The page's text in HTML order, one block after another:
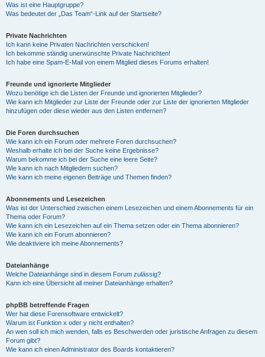
Was ist eine Hauptgruppe?
Was bedeutet der „Das Team“-Link auf der Startseite?
Private Nachrichten
Ich kann keine Privaten Nachrichten verschicken!
Ich bekomme ständig unerwünschte Private Nachrichten!
Ich habe eine Spam-E-Mail von einem Mitglied dieses Forums erhalten!
Freunde und ignorierte Mitglieder
Wozu benötige ich die Listen der Freunde und ignorierten Mitglieder?
Wie kann ich Mitglieder zur Liste der Freunde oder zur Liste der ignorierten Mitglieder
hinzufügen oder diese wieder aus den Listen entfernen?
Die Foren durchsuchen
Wie kann ich ein Forum oder mehrere Foren durchsuchen?
Weshalb erhalte ich bei der Suche keine Ergebnisse?
Warum bekomme ich bei der Suche eine leere Seite?
Wie kann ich nach Mitgliedern suchen?
Wie kann ich meine eigenen Beiträge und Themen finden?
Abonnements und Lesezeichen
Was ist der Unterschied zwischen einem Lesezeichen und einem Abonnements für ein
Thema oder Forum?
Wie kann ich ein Lesezeichen auf ein Thema setzen oder ein Thema abonnieren?
Wie kann ich ein Forum abonnieren?
Wie deaktiviere ich meine Abonnements?
Dateianhänge
Welche Dateianhänge sind in diesem Forum zulässig?
Kann ich eine Übersicht all meiner Dateianhänge erhalten?
phpBB betreffende Fragen
Wer hat diese Forensoftware entwickelt?
Warum ist Funktion x oder y nicht enthalten?
An wen soll ich mich wenden, falls es Beschwerden oder juristische Anfragen zu diesem
Forum gibt?
Wie kann ich einen Administrator des Boards kontaktieren?